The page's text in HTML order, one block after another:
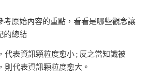
考原始內容的重點，看看是哪些觀念讓
的總結
代表資訊顆粒度愈小 ; 反之當知識被
則代表資訊顆粒度愈大。